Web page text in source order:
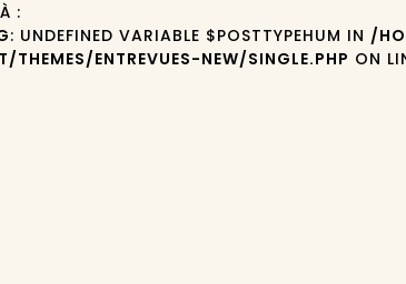
:
: UNDEFINED VARIABLE $POSTTYPEHUM IN /
THEMES/ENTREVUES-NEW/SINGLE.PHP ON